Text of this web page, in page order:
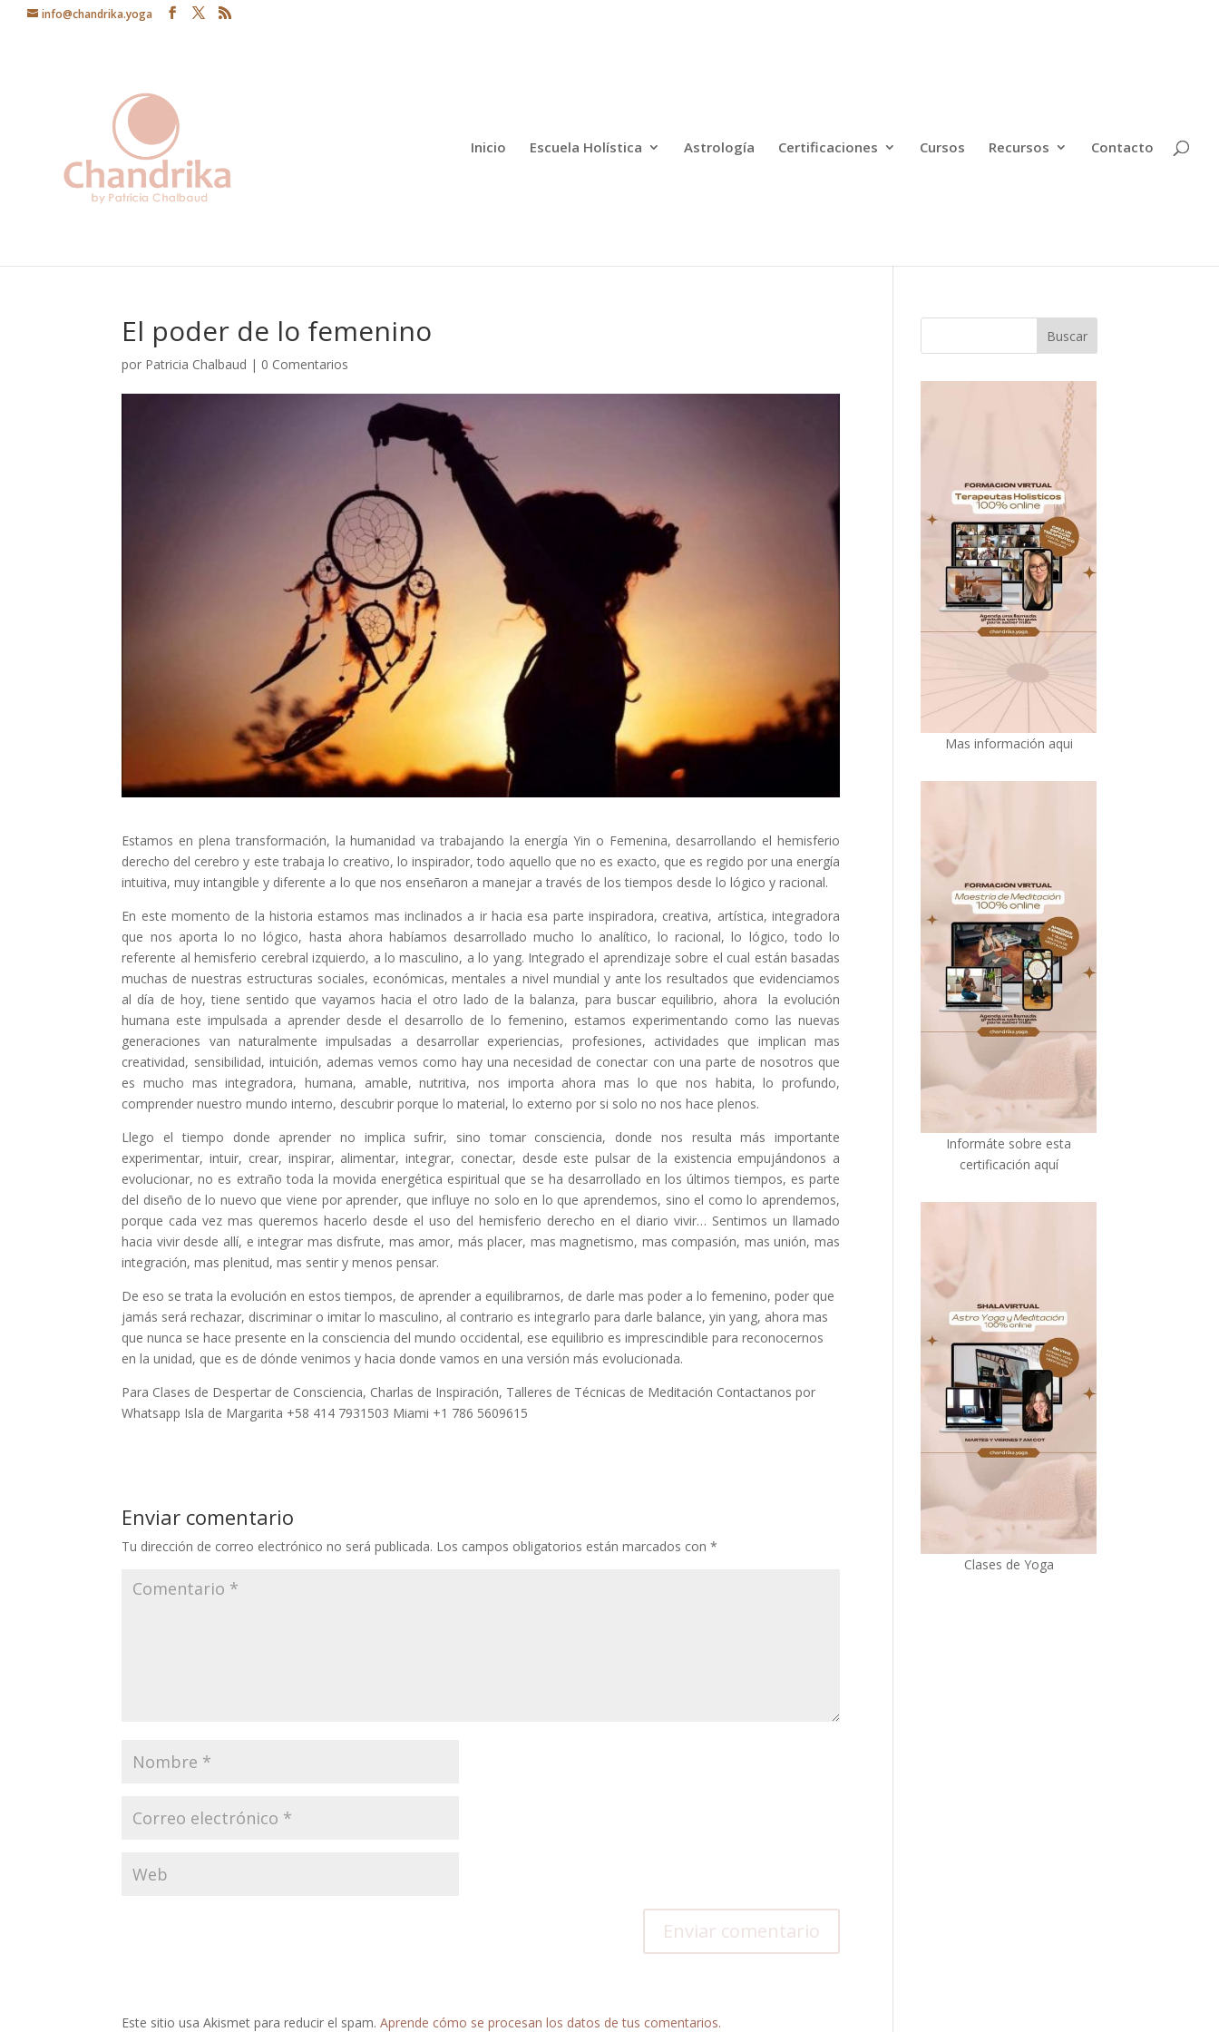
info@chandrika.yoga
Inicio Escuela Holística Astrología Certificaciones Cursos Recursos Contacto
El poder de lo femenino
por Patricia Chalbaud | 0 Comentarios
Estamos en plena transformación, la humanidad va trabajando la energía Yin o Femenina, desarrollando el hemisferio
derecho del cerebro y este trabaja lo creativo, lo inspirador, todo aquello que no es exacto, que es regido por una energía
intuitiva, muy intangible y diferente a lo que nos enseñaron a manejar a través de los tiempos desde lo lógico y racional.
En este momento de la historia estamos mas inclinados a ir hacia esa parte inspiradora, creativa, artística, integradora
que nos aporta lo no lógico, hasta ahora habíamos desarrollado mucho lo analítico, lo racional, lo lógico, todo lo
referente al hemisferio cerebral izquierdo, a lo masculino, a lo yang. Integrado el aprendizaje sobre el cual están basadas
muchas de nuestras estructuras sociales, económicas, mentales a nivel mundial y ante los resultados que evidenciamos
al día de hoy, tiene sentido que vayamos hacia el otro lado de la balanza, para buscar equilibrio, ahora la evolución
humana este impulsada a aprender desde el desarrollo de lo femenino, estamos experimentando como las nuevas
generaciones van naturalmente impulsadas a desarrollar experiencias, profesiones, actividades que implican mas
creatividad, sensibilidad, intuición, ademas vemos como hay una necesidad de conectar con una parte de nosotros que
es mucho mas integradora, humana, amable, nutritiva, nos importa ahora mas lo que nos habita, lo profundo,
comprender nuestro mundo interno, descubrir porque lo material, lo externo por si solo no nos hace plenos.
Llego el tiempo donde aprender no implica sufrir, sino tomar consciencia, donde nos resulta más importante
experimentar, intuir, crear, inspirar, alimentar, integrar, conectar, desde este pulsar de la existencia empujándonos a
evolucionar, no es extraño toda la movida energética espiritual que se ha desarrollado en los últimos tiempos, es parte
del diseño de lo nuevo que viene por aprender, que influye no solo en lo que aprendemos, sino el como lo aprendemos,
porque cada vez mas queremos hacerlo desde el uso del hemisferio derecho en el diario vivir… Sentimos un llamado
hacia vivir desde allí, e integrar mas disfrute, mas amor, más placer, mas magnetismo, mas compasión, mas unión, mas
integración, mas plenitud, mas sentir y menos pensar.
De eso se trata la evolución en estos tiempos, de aprender a equilibrarnos, de darle mas poder a lo femenino, poder que
jamás será rechazar, discriminar o imitar lo masculino, al contrario es integrarlo para darle balance, yin yang, ahora mas
que nunca se hace presente en la consciencia del mundo occidental, ese equilibrio es imprescindible para reconocernos
en la unidad, que es de dónde venimos y hacia donde vamos en una versión más evolucionada.
Para Clases de Despertar de Consciencia, Charlas de Inspiración, Talleres de Técnicas de Meditación Contactanos por
Whatsapp Isla de Margarita +58 414 7931503 Miami +1 786 5609615
Enviar comentario
Tu dirección de correo electrónico no será publicada. Los campos obligatorios están marcados con*
Este sitio usa Akismet para reducir el spam.Aprende cómo se procesan los datos de tus comentarios.
Mas información aqui
Informáte sobre esta
certificación aquí
Clases de Yoga